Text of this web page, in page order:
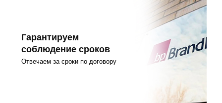
Гарантируем
соблюдение сроков
Отвечаем за сроки по договору